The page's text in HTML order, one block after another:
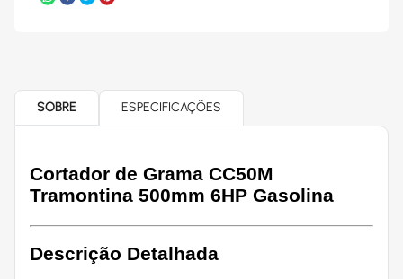
SOBRE ESPECIFICAÇÕES
Cortador de Grama CC50M
Tramontina 500mm 6HP Gasolina
Descrição Detalhada